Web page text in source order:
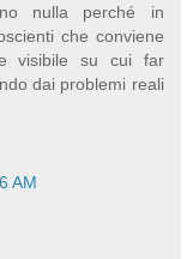
nulla perché in
che conviene
visibile su cui far
dai problemi reali
AM